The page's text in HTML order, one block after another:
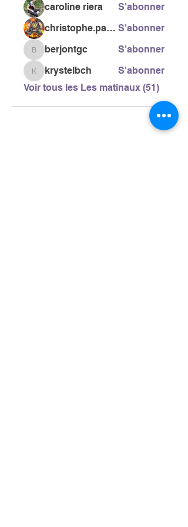
caroline riera
S'abonner
christophe.pacific S'abonner
berjontgc
berjontgc S'abonner
krystelbch
krystelbch
S'abonner
Voir tous les Les matinaux (51)